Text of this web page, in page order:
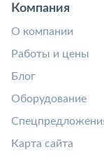
Компания
О компании
Работы и цены
Блог
Оборудование
Карта сайта